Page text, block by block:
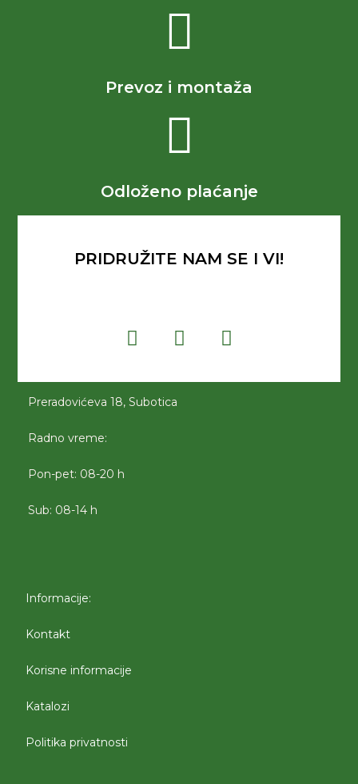
Prevoz i montaža
Odloženo plaćanje
PRIDRUŽITE NAM SE I VI!
Preradovićeva 18, Subotica
Radno vreme:
Pon-pet: 08-20 h
Sub: 08-14 h
Informacije:
Kontakt
Korisne informacije
Katalozi
Politika privatnosti